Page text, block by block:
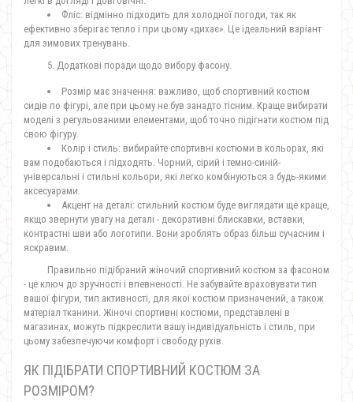
Фліс: відмінно підходить для холодної погоди, так як
ефективно зберігає тепло і при цьому «дихає». Це ідеальний варіант
для зимових тренувань.
5. Додаткові поради щодо вибору фасону.
Розмір має значення: важливо, щоб спортивний костюм
сидів по фігурі, але при цьому не був занадто тісним. Краще вибирати
моделі з регульованими елементами, щоб точно підігнати костюм під
свою фігуру.
Колір і стиль: вибирайте спортивні костюми в кольорах, які
вам подобаються і підходять. Чорний, сірий і темно-синій-
універсальні і стильні кольори, які легко комбінуються з будь-якими
аксесуарами.
Акцент на деталі: стильний костюм буде виглядати ще краще,
якщо звернути увагу на деталі - декоративні блискавки, вставки,
контрастні шви або логотипи. Вони зроблять образ більш сучасним і
яскравим.
Правильно підібраний жіночий спортивний костюм за фасоном
- це ключ до зручності і впевненості. Не забувайте враховувати тип
вашої фігури, тип активності, для якої костюм призначений, а також
матеріал тканини. Жіночі спортивні костюми, представлені в
магазинах, можуть підкреслити вашу індивідуальність і стиль, при
цьому забезпечуючи комфорт і свободу рухів.
ЯК ПІДІБРАТИ СПОРТИВНИЙ КОСТЮМ ЗА
РОЗМІРОМ?